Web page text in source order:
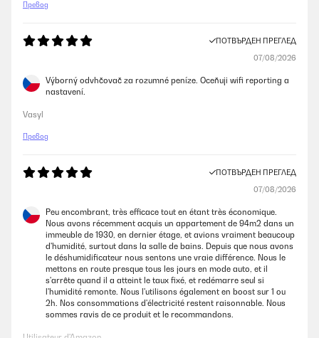
Превод
ПОТВЪРДЕН ПРЕГЛЕД
07/08/2026
Výborný odvhčovač za rozumné peníze. Oceňuji wifi reporting a
nastavení.
Vasyl
Превод
ПОТВЪРДЕН ПРЕГЛЕД
07/08/2026
Peu encombrant, très efficace tout en étant très économique.
Nous avons récemment acquis un appartement de 94m2 dans un
immeuble de 1930, en dernier étage, et avions vraiment beaucoup
d'humidité, surtout dans la salle de bains. Depuis que nous avons
le déshumidificateur nous sentons une vraie différence. Nous le
mettons en route presque tous les jours en mode auto, et il
s'arrête quand il a atteint le taux fixé, et redémarre seul si
l'humidité remonte. Nous l'utilisons également en boost sur 1 ou
2h. Nos consommations d'électricité restent raisonnable. Nous
sommes ravis de ce produit et le recommandons.